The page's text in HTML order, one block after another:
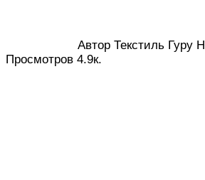
Автор Текстиль Гуру
Просмотров 4.9к.